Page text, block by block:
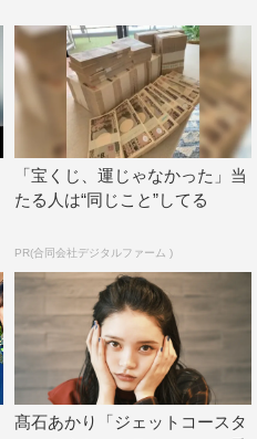
「宝くじ、運じゃなかった」当
たる人は“同じこと”してる
PR(合同会社デジタルファーム )
髙石あかり「ジェットコースタ